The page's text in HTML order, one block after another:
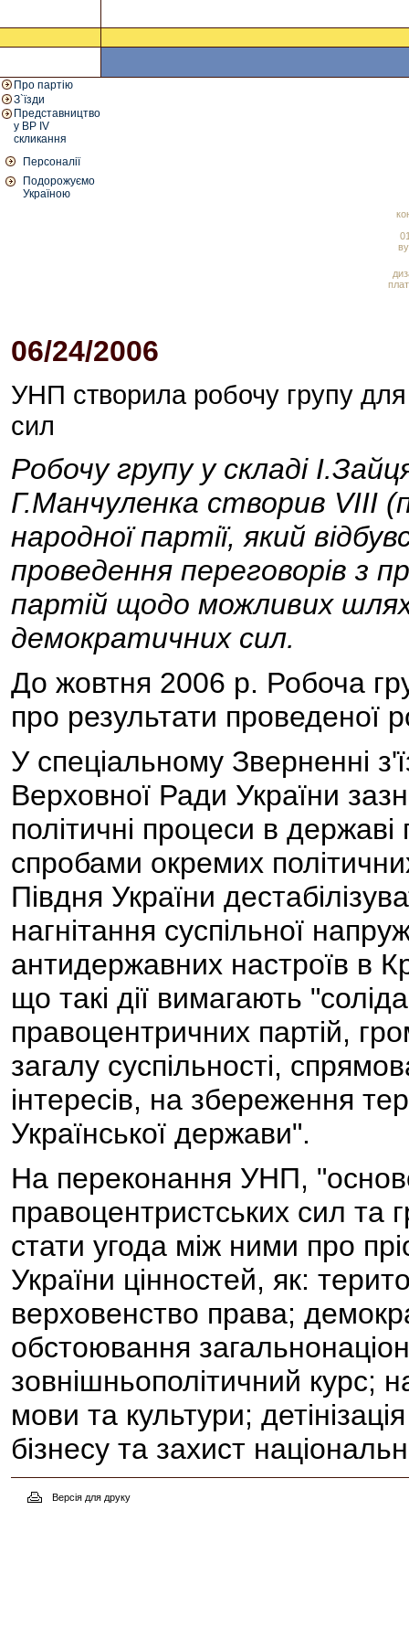
Про партію
З`їзди
Представництво
у ВР IV
скликання
Персоналії
Подорожуємо
Україною
06/24/2006
УНП створила робочу групу
сил
Робочу групу у складі
Г.Манчуленка створив VIІІ
народної партії, який
проведення переговорів з
партій щодо можливих
демократичних сил.
До жовтня 2006 р. Робоча
про результати проведеної
У спеціальному Зверненні
Верховної Ради України
політичні процеси в
спробами окремих
Півдня України
нагнітання суспільної
антидержавних настроїв в
що такі дії вимагають
правоцентричних партій,
загалу суспільності,
інтересів, на збереження
Української держави".
На переконання УНП,
правоцентристських сил та
стати угода між ними про
України цінностей, як:
верховенство права;
обстоювання
зовнішньополітичний курс;
мови та культури;
бізнесу та захист
Версія для друку